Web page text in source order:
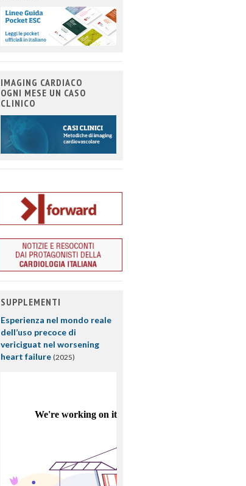
IMAGING CARDIACO
OGNI MESE UN CASO
CLINICO
SUPPLEMENTI
Esperienza nel mondo reale
dell’uso precoce di
vericiguat nel worsening
heart failure (2025)